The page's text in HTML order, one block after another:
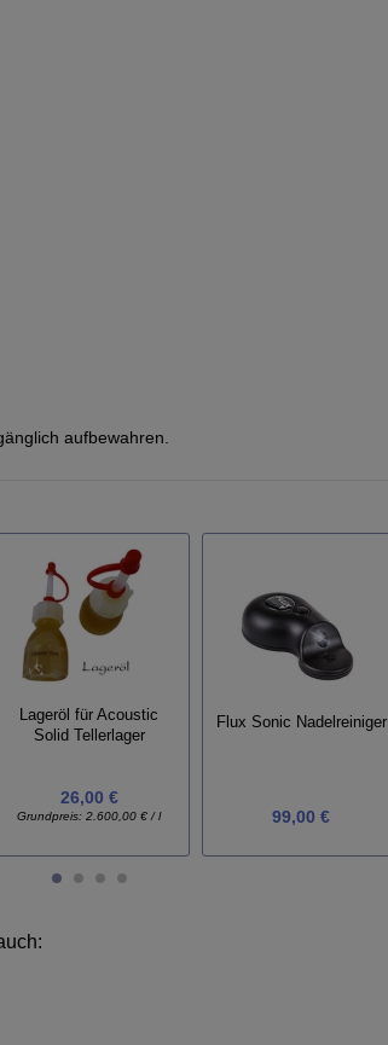
aufbewahren.
Lageröl für Acoustic
Solid Tellerlager
26,00 €
Grundpreis:2.600,00 € / l
Flux Sonic Nadelreiniger
99,00 €